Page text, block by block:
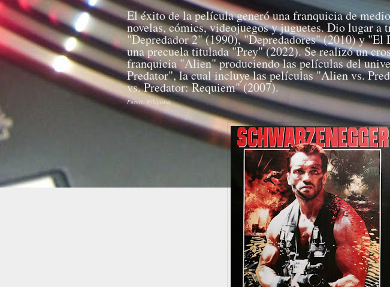
El éxito de la película generó una franquicia de
novelas, cómics, videojuegos y juguetes. Dio lugar a
"Depredador 2" (1990), "Depredadores" (2010) y "El
una precuela titulada "Prey" (2022). Se realizó un
franquicia "Alien" produciendo las películas del
Predator", la cual incluye las películas "Alien vs.
vs. Predator: Requiem" (2007).
Fuente: Wikipedia